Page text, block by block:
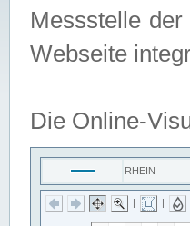
Messstelle
Webseite
Die Online-